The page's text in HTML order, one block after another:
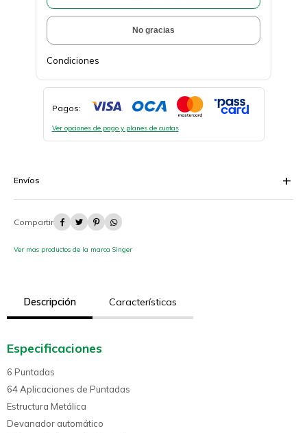
No gracias
Condiciones
Pagos:
Ver opciones de pago y planes de cuotas
Envíos
   
Ver mas productos de la marca Singer
Descripción Características
Especificaciones
6 Puntadas
64 Aplicaciones de Puntadas
Estructura Metálica
Devanador automático